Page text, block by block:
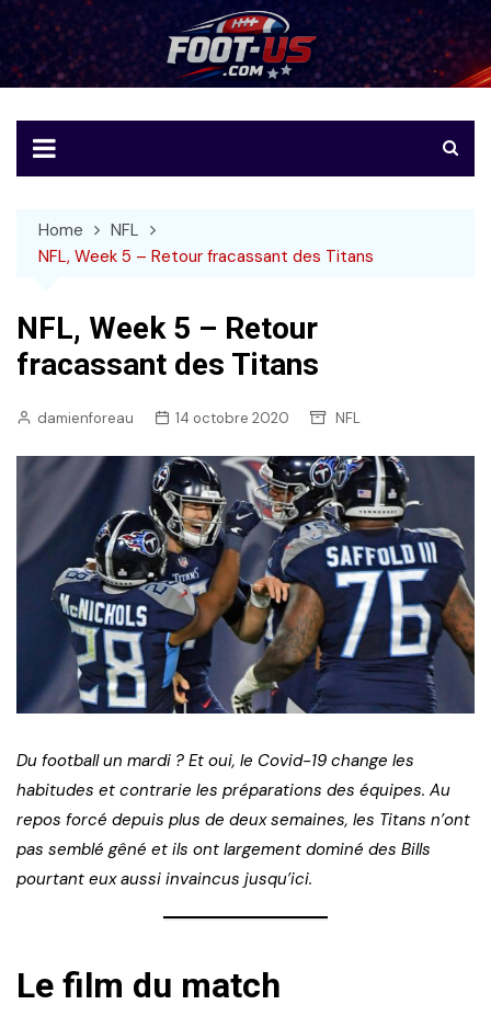
to
content
Foot-US
Le football américain en français
Home
NFL
NFL, Week 5 – Retour fracassant des Titans
NFL, Week 5 – Retour
fracassant des Titans
damienforeau 14 octobre 2020 NFL
Du football un mardi ? Et oui, le Covid-19 change les
habitudes et contrarie les préparations des équipes. Au
repos forcé depuis plus de deux semaines, les Titans n’ont
pas semblé gêné et ils ont largement dominé des Bills
pourtant eux aussi invaincus jusqu’ici.
Le film du match